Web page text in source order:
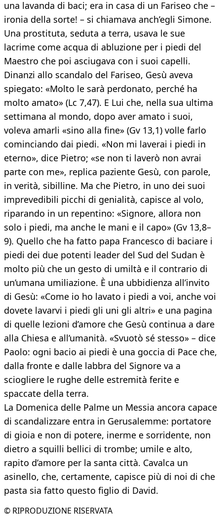
una lavanda di baci; era in casa di un Fariseo che –
ironia della sorte! – si chiamava anch’egli Simone.
Una prostituta, seduta a terra, usava le sue
lacrime come acqua di abluzione per i piedi del
Maestro che poi asciugava con i suoi capelli.
Dinanzi allo scandalo del Fariseo, Gesù aveva
spiegato: «Molto le sarà perdonato, perché ha
molto amato» (Lc 7,47). E Lui che, nella sua ultima
settimana al mondo, dopo aver amato i suoi,
voleva amarli «sino alla fine» (Gv 13,1) volle farlo
cominciando dai piedi. «Non mi laverai i piedi in
eterno», dice Pietro; «se non ti laverò non avrai
parte con me», replica paziente Gesù, con parole,
in verità, sibilline. Ma che Pietro, in uno dei suoi
imprevedibili picchi di genialità, capisce al volo,
riparando in un repentino: «Signore, allora non
solo i piedi, ma anche le mani e il capo» (Gv 13,8–
9). Quello che ha fatto papa Francesco di baciare i
piedi dei due potenti leader del Sud del Sudan è
molto più che un gesto di umiltà e il contrario di
un’umana umiliazione. È una ubbidienza all’invito
di Gesù: «Come io ho lavato i piedi a voi, anche voi
dovete lavarvi i piedi gli uni gli altri» e una pagina
di quelle lezioni d’amore che Gesù continua a dare
alla Chiesa e all’umanità. «Svuotò sé stesso» – dice
Paolo: ogni bacio ai piedi è una goccia di Pace che,
dalla fronte e dalle labbra del Signore va a
sciogliere le rughe delle estremità ferite e
spaccate della terra.
La Domenica delle Palme un Messia ancora capace
di scandalizzare entra in Gerusalemme: portatore
di gioia e non di potere, inerme e sorridente, non
dietro a squilli bellici di trombe; umile e alto,
rapito d’amore per la santa città. Cavalca un
asinello, che, certamente, capisce più di noi di che
pasta sia fatto questo figlio di David.
© RIPRODUZIONE RISERVATA